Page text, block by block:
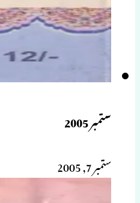
ستمبر 2005
ستمبر 7, 2005